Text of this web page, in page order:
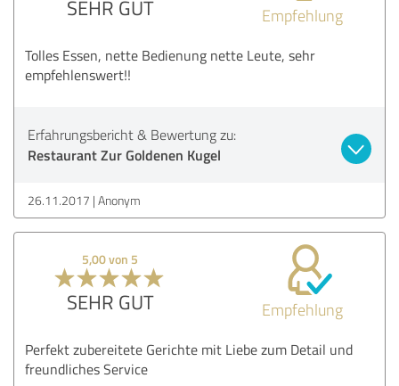
SEHR GUT Empfehlung
Tolles Essen, nette Bedienung nette Leute, sehr
empfehlenswert!!
Erfahrungsbericht & Bewertung zu:
Restaurant Zur Goldenen Kugel
26.11.2017 Anonym
5,00 von 5
SEHR GUT Empfehlung
Perfekt zubereitete Gerichte mit Liebe zum Detail und
freundliches Service